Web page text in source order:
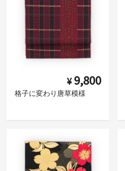
¥ 9,800
格子に変わり唐草模様